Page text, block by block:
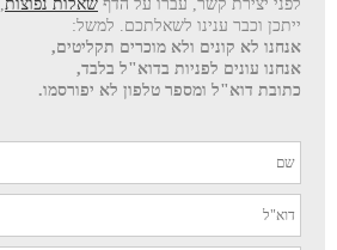
לפני יצירת קשר, עברו על הדף שאלות נפוצות,
ייתכן וכבר ענינו לשאלתכם. למשל:
אנחנו לא קונים ולא מוכרים תקליטים,
אנחנו עונים לפניות בדוא"ל בלבד,
כתובת דוא"ל ומספר טלפון לא יפורסמו.